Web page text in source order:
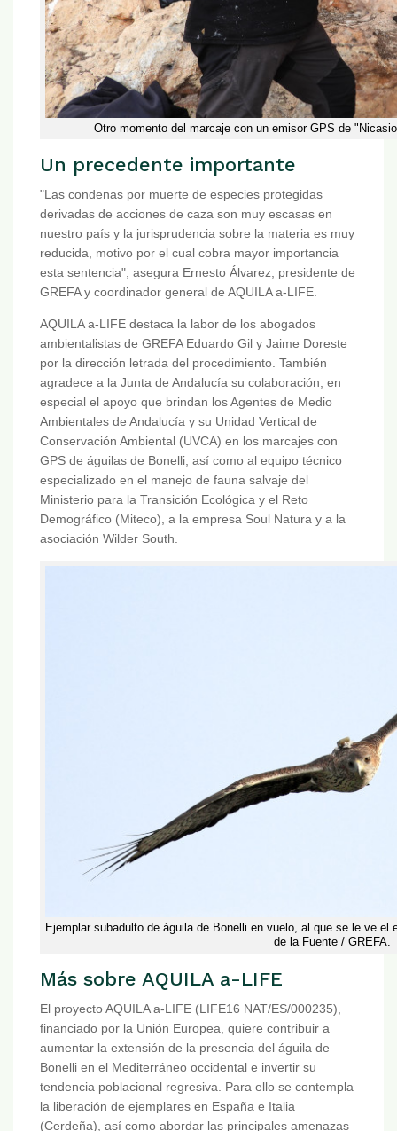
Otro momento del marcaje con un emisor GPS de
Un precedente importante
"Las condenas por muerte de especies protegidas
derivadas de acciones de caza son muy escasas en
nuestro país y la jurisprudencia sobre la materia es muy
reducida, motivo por el cual cobra mayor importancia
esta sentencia", asegura Ernesto Álvarez, presidente de
GREFA y coordinador general de AQUILA a-LIFE.
AQUILA a-LIFE destaca la labor de los abogados
ambientalistas de GREFA Eduardo Gil y Jaime Doreste
por la dirección letrada del procedimiento. También
agradece a la Junta de Andalucía su colaboración, en
especial el apoyo que brindan los Agentes de Medio
Ambientales de Andalucía y su Unidad Vertical de
Conservación Ambiental (UVCA) en los marcajes con
GPS de águilas de Bonelli, así como al equipo técnico
especializado en el manejo de fauna salvaje del
Ministerio para la Transición Ecológica y el Reto
Demográfico (Miteco), a la empresa Soul Natura y a la
asociación Wilder South.
Ejemplar subadulto de águila de Bonelli en vuelo, al que se le ve
de la Fuente / GREFA.
Más sobre AQUILA a-LIFE
El proyecto AQUILA a-LIFE (LIFE16 NAT/ES/000235),
financiado por la Unión Europea, quiere contribuir a
aumentar la extensión de la presencia del águila de
Bonelli en el Mediterráneo occidental e invertir su
tendencia poblacional regresiva. Para ello se contempla
la liberación de ejemplares en España e Italia
(Cerdeña), así como abordar las principales amenazas